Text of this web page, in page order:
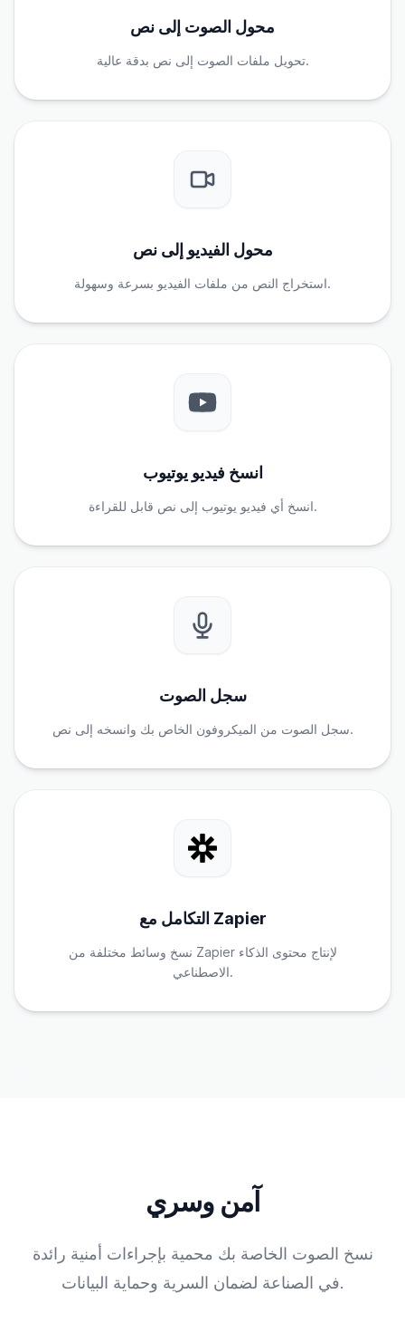
محول الصوت إلى نص
تحويل ملفات الصوت إلى نص بدقة عالية.
محول الفيديو إلى نص
استخراج النص من ملفات الفيديو بسرعة وسهولة.
انسخ فيديو يوتيوب
انسخ أي فيديو يوتيوب إلى نص قابل للقراءة.
سجل الصوت
سجل الصوت من الميكروفون الخاص بك وانسخه إلى نص.
التكامل مع Zapier
نسخ وسائط مختلفة من Zapier لإنتاج محتوى الذكاء
الاصطناعي.
آمن وسري
نسخ الصوت الخاصة بك محمية بإجراءات أمنية رائدة
في الصناعة لضمان السرية وحماية البيانات.